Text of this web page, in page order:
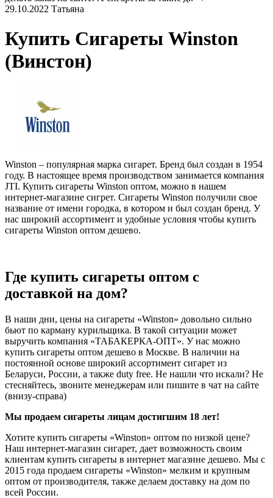
29.10.2022 Татьяна
Купить Сигареты Winston
(Винстон)
Winston – популярная марка сигарет. Бренд был создан в 1954
году. В настоящее время производством занимается компания
JTI. Купить сигареты Winston оптом, можно в нашем
интернет-магазине сигрет. Сигареты Winston получили свое
название от имени городка, в котором и был создан бренд. У
нас широкий ассортимент и удобные условия чтобы купить
сигареты Winston оптом дешево.
Где купить сигареты оптом с
доставкой на дом?
В наши дни, цены на сигареты «Winston» довольно сильно
бьют по карману курильщика. В такой ситуации может
выручить компания «ТАБАКЕРКА-ОПТ». У нас можно
купить сигареты оптом дешево в Москве. В наличии на
постоянной основе широкий ассортимент сигарет из
Беларуси, России, а также duty free. Не нашли что искали? Не
стесняйтесь, звоните менеджерам или пишите в чат на сайте
(внизу-справа)
Мы продаем сигареты лицам достигшим 18 лет!
Хотите купить сигареты «Winston» оптом по низкой цене?
Наш интернет-магазин сигарет, дает возможность своим
клиентам купить сигареты в интернет магазине дешево. Мы с
2015 года продаем сигареты «Winston» мелким и крупным
оптом от производителя, также делаем доставку на дом по
всей России.